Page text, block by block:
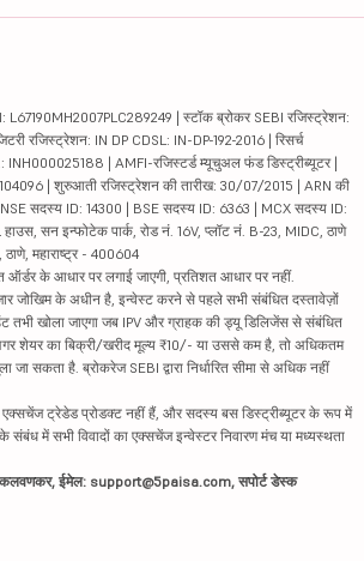
| स्टॉक ब्रोकर SEBI रजिस्ट्रेशन:
रजिस्ट्रेशन: IN DP CDSL: IN-DP-192-2016 | रिसर्च
INH000025188 | AMFI-रजिस्टर्ड म्यूचुअल फंड डिस्ट्रीब्यूटर |
| शुरुआती रजिस्ट्रेशन की तारीख: 30/07/2015 | ARN की
सदस्य ID: 14300 | BSE सदस्य ID: 6363 | MCX सदस्य ID:
सन इन्फोटेक पार्क, रोड नं. 16V, प्लॉट नं. B-23, MIDC, ठाणे
महाराष्ट्र - 400604
ऑर्डर के आधार पर लगाई जाएगी, प्रतिशत आधार पर नहीं.
जोखिम के अधीन है, इन्वेस्ट करने से पहले सभी संबंधित दस्तावेज़ों
तभी खोला जाएगा जब IPV और ग्राहक की ड्यू डिलिजेंस से संबंधित
अगर शेयर का बिक्री/खरीद मूल्य ₹10/- या उससे कम है, तो अधिकतम
सकता है. ब्रोकरेज SEBI द्वारा निर्धारित सीमा से अधिक नहीं
ट्रेडेड प्रोडक्ट नहीं हैं, और सदस्य बस डिस्ट्रीब्यूटर के रूप में
संबंध में सभी विवादों का एक्सचेंज इन्वेस्टर निवारण मंच या मध्यस्थता
कलवणकर, ईमेल: support@5paisa.com, सपोर्ट डेस्क